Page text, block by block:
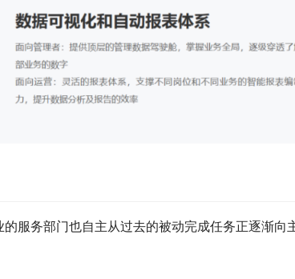
服务部门也自主从过去的被动完成任务正逐渐向